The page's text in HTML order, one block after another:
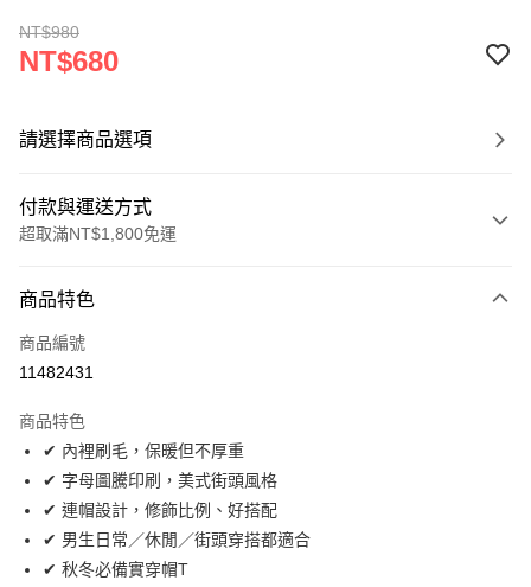
NT$980
NT$680
請選擇商品選項
付款與運送方式
超取滿NT$1,800免運
信用卡一次付款
超商取貨付款
Apple Pay
街口支付
悠遊付
Google Pay
商品特色
商品編號
11482431
商品特色
✔ 內裡刷毛，保暖但不厚重
✔ 字母圖騰印刷，美式街頭風格
✔ 連帽設計，修飾比例、好搭配
✔ 男生日常／休閒／街頭穿搭都適合
✔ 秋冬必備實穿帽T